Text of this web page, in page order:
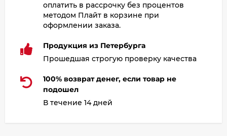
оплатить в рассрочку без процентов
методом Плайт в корзине при
оформлении заказа.
Продукция из Петербурга
Прошедшая строгую проверку качества
100% возврат денег, если товар не
подошел
В течение 14 дней